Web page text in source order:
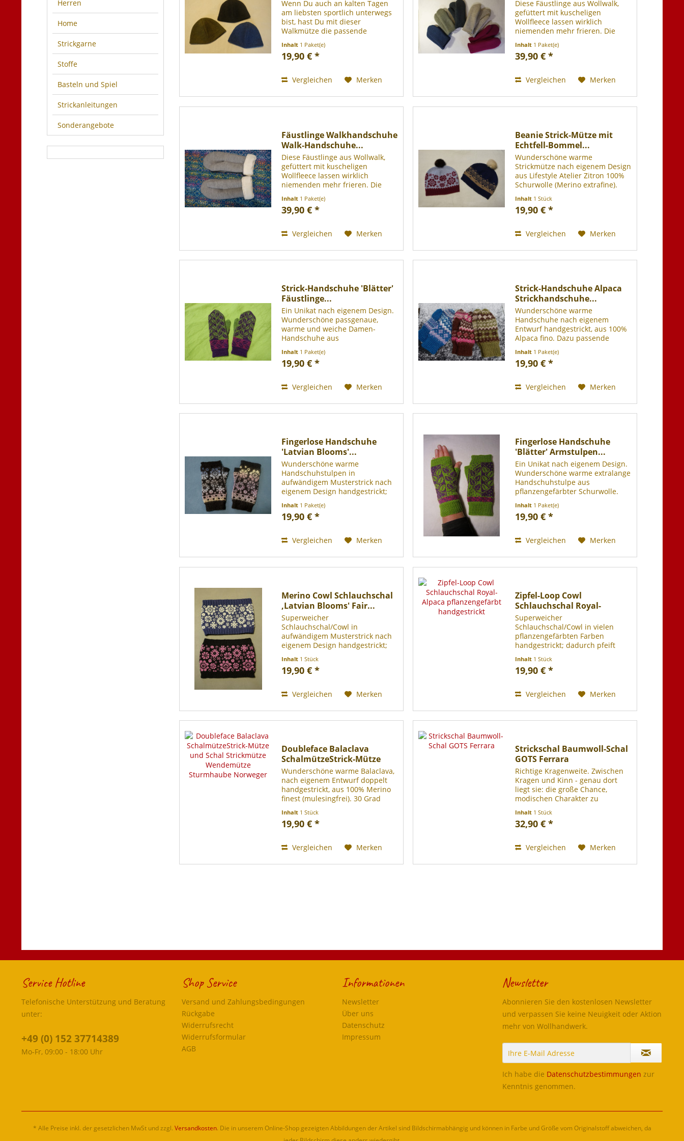
Herren
Home
Strickgarne
Stoffe
Basteln und Spiel
Strickanleitungen
Sonderangebote
Wenn Du auch an kalten Tagen
am liebsten sportlich unterwegs
bist, hast Du mit dieser
Walkmütze die passende
faltbar, und nahezu
regenfest. 100% Schurwolle
Grad im...
Inhalt 1 Paket(e)
19,90 € *
Vergleichen Merken
Diese Fäustlinge aus Wollwalk,
gefüttert mit kuscheligen
Wollfleece lassen wirklich
niemenden mehr frieren. Die
Handform an und schränken die
Beweglichkeit nicht ein, sind
sehr...
Inhalt 1 Paket(e)
39,90 € *
Vergleichen Merken
Fäustlinge Walkhandschuhe
Walk-Handschuhe...
Diese Fäustlinge aus Wollwalk,
gefüttert mit kuscheligen
Wollfleece lassen wirklich
niemenden mehr frieren. Die
Handform an und schränken die
Beweglichkeit nicht ein, sind
sehr...
Inhalt 1 Paket(e)
39,90 € *
Vergleichen Merken
Beanie Strick-Mütze mit
Echtfell-Bommel...
Wunderschöne warme
Strickmütze nach eigenem Design
aus Lifestyle Atelier Zitron 100%
Schurwolle (Merino extrafine).
Handgestrickt. 30 Grad
Handwäsche.
Inhalt 1 Stück
19,90 € *
Vergleichen Merken
Strick-Handschuhe 'Blätter'
Fäustlinge...
Ein Unikat nach eigenem Design.
Wunderschöne passgenaue,
warme und weiche Damen-
Handschuhe aus
100 % Schurwolle, mulesingfrei)
zertifiziert durch Oeko-Tex
Wollwaschgang waschbar....
Inhalt 1 Paket(e)
19,90 € *
Vergleichen Merken
Strick-Handschuhe Alpaca
Strickhandschuhe...
Wunderschöne warme
Handschuhe nach eigenem
Entwurf handgestrickt, aus 100%
Alpaca fino. Dazu passende
(Schlauchschal) biete ich auch an.
30 Grad Handwäsche.
Inhalt 1 Paket(e)
19,90 € *
Vergleichen Merken
Fingerlose Handschuhe
'Latvian Blooms'...
Wunderschöne warme
Handschuhstulpen in
aufwändigem Musterstrick nach
eigenem Design handgestrickt;
weniger Wind hindurch,
handgestrickt, sämtliche Fäden
absolutes Einzelstück!...
Inhalt 1 Paket(e)
19,90 € *
Vergleichen Merken
Fingerlose Handschuhe
'Blätter' Armstulpen...
Ein Unikat nach eigenem Design.
Wunderschöne warme extralange
Handschuhstulpe aus
pflanzengefärbter Schurwolle.
Schurwolle, 25 % Polyamid)
zertifiziert durch Oeko-Tex
Wollwaschgang...
Inhalt 1 Paket(e)
19,90 € *
Vergleichen Merken
Merino Cowl Schlauchschal
,Latvian Blooms' Fair...
Superweicher
Schlauchschal/Cowl in
aufwändigem Musterstrick nach
eigenem Design handgestrickt;
weniger Wind hindurch,
handgestrickt, sämtliche Fäden
absolutes Einzelstück!...
Inhalt 1 Stück
19,90 € *
Vergleichen Merken
Zipfel-Loop Cowl
Schlauchschal Royal-
Alpaca...
Superweicher
Schlauchschal/Cowl in vielen
pflanzengefärbten Farben
handgestrickt; dadurch pfeift
hindurch, handgestrickt,
sämtliche Fäden sorgfältig
Einzelstück! Material: Royal...
Inhalt 1 Stück
19,90 € *
Vergleichen Merken
Doubleface Balaclava
SchalmützeStrick-Mütze
und...
Wunderschöne warme Balaclava,
nach eigenem Entwurf doppelt
handgestrickt, aus 100% Merino
finest (mulesingfrei). 30 Grad
aubergine-grün.
Inhalt 1 Stück
19,90 € *
Vergleichen Merken
Strickschal Baumwoll-Schal
GOTS Ferrara
Richtige Kragenweite. Zwischen
Kragen und Kinn - genau dort
liegt sie: die große Chance,
modischen Charakter zu
langlebige Unisex-Strickschal aus
reiner ökologischer Baumwolle
Inhalt 1 Stück
32,90 € *
Vergleichen Merken
Service Hotline
Telefonische Unterstützung und Beratung
unter:
+49 (0) 152 37714389
Mo-Fr, 09:00 - 18:00 Uhr
Shop Service
Versand und Zahlungsbedingungen
Rückgabe
Widerrufsrecht
Widerrufsformular
AGB
Informationen
Newsletter
Über uns
Datenschutz
Impressum
Newsletter
Abonnieren Sie den kostenlosen Newsletter
und verpassen Sie keine Neuigkeit oder Aktion
mehr von Wollhandwerk.
Ich habe die Datenschutzbestimmungen zur
Kenntnis genommen.
* Alle Preise inkl. der gesetzlichen MwSt und zzgl. Versandkosten. Die in unserem Online-Shop gezeigten Abbildungen der Artikel sind Bildschirmabhängig und können in Farbe und Größe vom Originalstoff abweichen, da